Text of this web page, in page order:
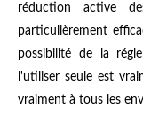
réduction active
particulièrement
possibilité de la
l'utiliser seule est
vraiment à tous les